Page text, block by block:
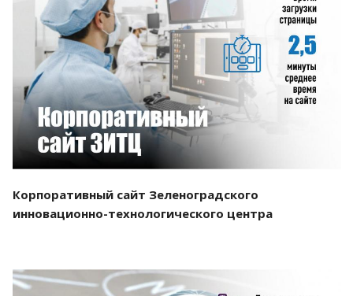
Смотреть проект
Корпоративный сайт Зеленоградского
инновационно-технологического центра